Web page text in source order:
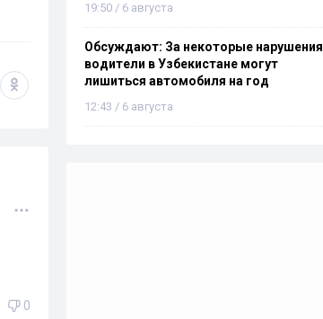
0
19:50 / 6 августа
Обсуждают: За некоторые нарушения
водители в Узбекистане могут
лишиться автомобиля на год
12:43 / 6 августа